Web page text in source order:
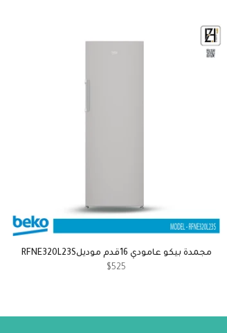
مجمدة بيكو عامودي 16قدم موديلRFNE320L23S
$525